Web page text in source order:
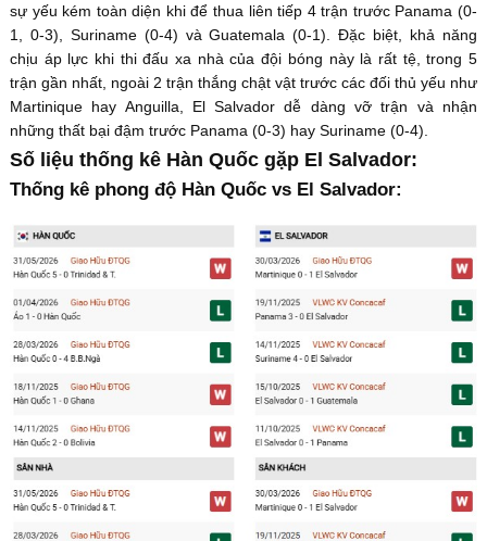
sự yếu kém toàn diện khi để thua liên tiếp 4 trận trước Panama (0-
1, 0-3), Suriname (0-4) và Guatemala (0-1). Đặc biệt, khả năng
chịu áp lực khi thi đấu xa nhà của đội bóng này là rất tệ, trong 5
trận gần nhất, ngoài 2 trận thắng chật vật trước các đối thủ yếu như
Martinique hay Anguilla, El Salvador dễ dàng vỡ trận và nhận
những thất bại đậm trước Panama (0-3) hay Suriname (0-4).
Số liệu thống kê Hàn Quốc gặp El Salvador:
Thống kê phong độ Hàn Quốc vs El Salvador: